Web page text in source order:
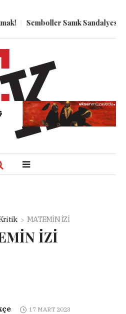
Semboller Sanık Sandalyesinde:
MATEMİN İZİ
İZİ
17 MART 2023